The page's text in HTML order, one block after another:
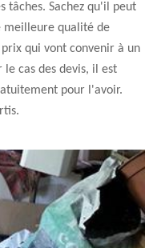
tâches. Sachez qu'il peut
meilleure qualité de
qui vont convenir à un
cas des devis, il est
pour l'avoir.